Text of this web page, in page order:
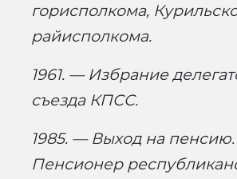
горисполкома,
райисполкома.
1961. — Избрание
съезда КПСС.
1985. — Выход на пенсию.
Пенсионер